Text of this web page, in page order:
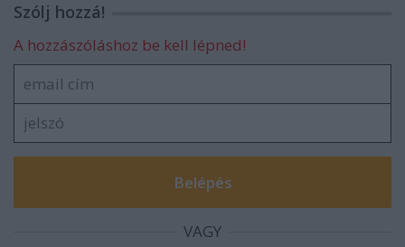
Szólj hozzá!
A hozzászóláshoz be kell lépned!
VAGY